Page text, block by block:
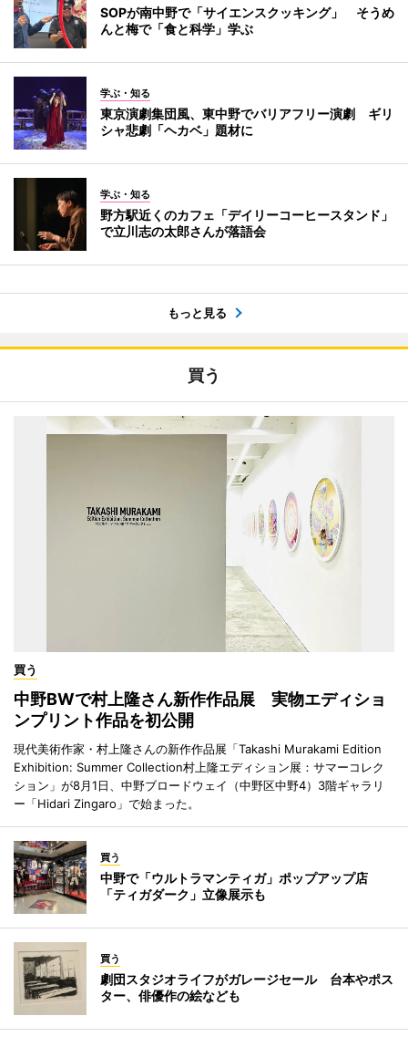
SOPが南中野で「サイエンスクッキング」 そうめ
んと梅で「食と科学」学ぶ
学ぶ・知る
東京演劇集団風、東中野でバリアフリー演劇 ギリ
シャ悲劇「ヘカベ」題材に
学ぶ・知る
野方駅近くのカフェ「デイリーコーヒースタンド」
で立川志の太郎さんが落語会
もっと見る
買う
買う
中野BWで村上隆さん新作作品展 実物エディショ
ンプリント作品を初公開
現代美術作家・村上隆さんの新作作品展「Takashi Murakami Edition
Exhibition: Summer Collection村上隆エディション展：サマーコレク
ション」が8月1日、中野ブロードウェイ（中野区中野4）3階ギャラリ
ー「Hidari Zingaro」で始まった。
買う
中野で「ウルトラマンティガ」ポップアップ店
「ティガダーク」立像展示も
買う
劇団スタジオライフがガレージセール 台本やポス
ター、俳優作の絵なども